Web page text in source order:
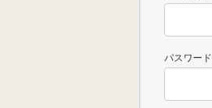
パスワード